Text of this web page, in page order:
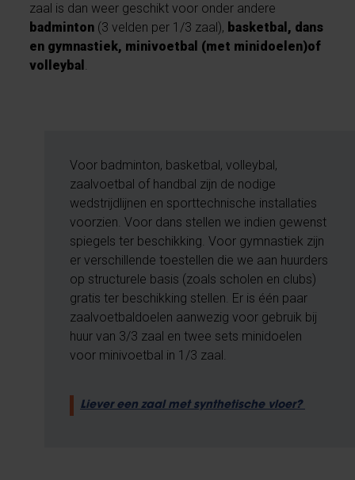
zaal is dan weer geschikt voor onder andere
badminton (3 velden per 1/3 zaal), basketbal, dans
en gymnastiek, minivoetbal (met minidoelen)of
volleybal .
Voor badminton, basketbal, volleybal,
zaalvoetbal of handbal zijn de nodige
wedstrijdlijnen en sporttechnische installaties
voorzien. Voor dans stellen we indien gewenst
spiegels ter beschikking. Voor gymnastiek zijn
er verschillende toestellen die we aan huurders
op structurele basis (zoals scholen en clubs)
gratis ter beschikking stellen. Er is één paar
zaalvoetbaldoelen aanwezig voor gebruik bij
huur van 3/3 zaal en twee sets minidoelen
voor minivoetbal in 1/3 zaal.
Liever een zaal met synthetische vloer?